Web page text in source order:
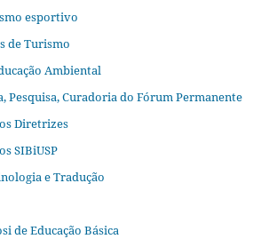
esportivo
de Turismo
Ambiental
Pesquisa, Curadoria do Fórum Permanente
Diretrizes
SIBiUSP
e Tradução
de Educação Básica